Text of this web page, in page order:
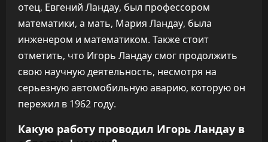
отец, Евгений Ландау, был профессором
математики, а мать, Мария Ландау, была
инженером и математиком. Также стоит
отметить, что Игорь Ландау смог продолжить
свою научную деятельность, несмотря на
серьезную автомобильную аварию, которую он
пережил в 1962 году.
Какую работу проводил Игорь Ландау в